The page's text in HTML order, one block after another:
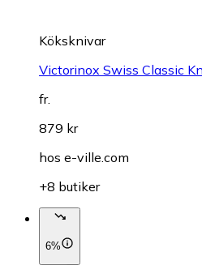
Köksknivar
Victorinox Swiss Classic
fr.
879 kr
hos e-ville.com
+8 butiker
6%